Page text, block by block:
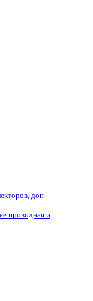
доп
проводная и